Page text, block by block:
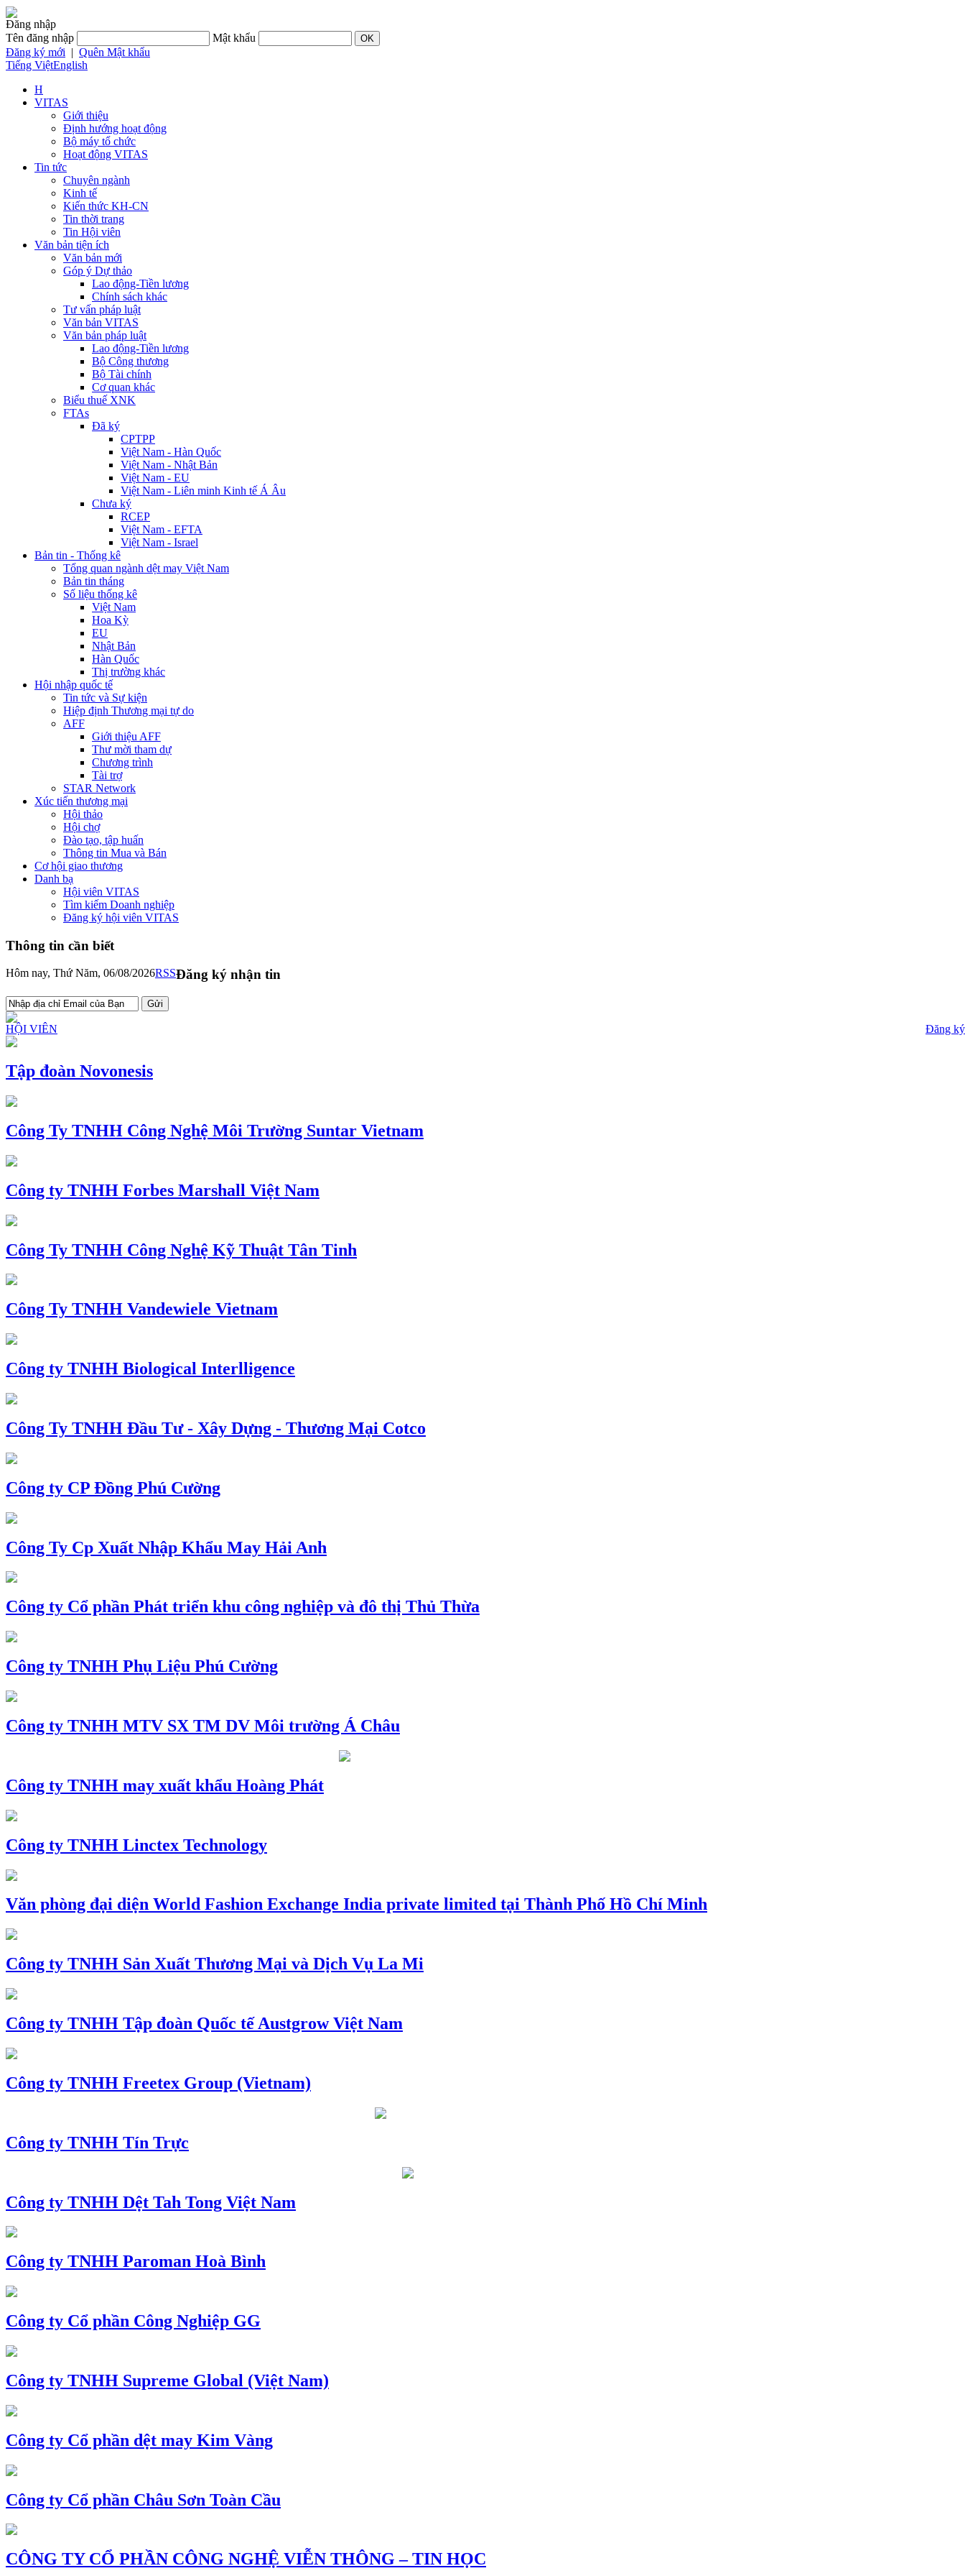
Đăng nhập
Tên đăng nhập
Mật khẩu
Đăng ký mới | Quên Mật khẩu
Tiếng ViệtEnglish
H
VITAS
Giới thiệu
Định hướng hoạt động
Bộ máy tổ chức
Hoạt động VITAS
Tin tức
Chuyên ngành
Kinh tế
Kiến thức KH-CN
Tin thời trang
Tin Hội viên
Văn bản tiện ích
Văn bản mới
Góp ý Dự thảo
Lao động-Tiền lương
Chính sách khác
Tư vấn pháp luật
Văn bản VITAS
Văn bản pháp luật
Lao động-Tiền lương
Bộ Công thương
Bộ Tài chính
Cơ quan khác
Biểu thuế XNK
FTAs
Đã ký
CPTPP
Việt Nam - Hàn Quốc
Việt Nam - Nhật Bản
Việt Nam - EU
Việt Nam - Liên minh Kinh tế Á Âu
Chưa ký
RCEP
Việt Nam - EFTA
Việt Nam - Israel
Bản tin - Thống kê
Tổng quan ngành dệt may Việt Nam
Bản tin tháng
Số liệu thống kê
Việt Nam
Hoa Kỳ
EU
Nhật Bản
Hàn Quốc
Thị trường khác
Hội nhập quốc tế
Tin tức và Sự kiện
Hiệp định Thương mại tự do
AFF
Giới thiệu AFF
Thư mời tham dự
Chương trình
Tài trợ
STAR Network
Xúc tiến thương mại
Hội thảo
Hội chợ
Đào tạo, tập huấn
Thông tin Mua và Bán
Cơ hội giao thương
Danh bạ
Hội viên VITAS
Tìm kiếm Doanh nghiệp
Đăng ký hội viên VITAS
Thông tin cần biết
Hôm nay, Thứ Năm, 06/08/2026RSSĐăng ký nhận tin
HỘI VIÊN Đăng ký
Tập đoàn Novonesis
Công Ty TNHH Công Nghệ Môi Trường Suntar Vietnam
Công ty TNHH Forbes Marshall Việt Nam
Công Ty TNHH Công Nghệ Kỹ Thuật Tân Tinh
Công Ty TNHH Vandewiele Vietnam
Công ty TNHH Biological Interlligence
Công Ty TNHH Đầu Tư - Xây Dựng - Thương Mại Cotco
Công ty CP Đồng Phú Cường
Công Ty Cp Xuất Nhập Khẩu May Hải Anh
Công ty Cổ phần Phát triển khu công nghiệp và đô thị Thủ Thừa
Công ty TNHH Phụ Liệu Phú Cường
Công ty TNHH MTV SX TM DV Môi trường Á Châu
Công ty TNHH may xuất khẩu Hoàng Phát
Công ty TNHH Linctex Technology
Văn phòng đại diện World Fashion Exchange India private limited tại Thành Phố Hồ Chí Minh
Công ty TNHH Sản Xuất Thương Mại và Dịch Vụ La Mi
Công ty TNHH Tập đoàn Quốc tế Austgrow Việt Nam
Công ty TNHH Freetex Group (Vietnam)
Công ty TNHH Tín Trực
Công ty TNHH Dệt Tah Tong Việt Nam
Công ty TNHH Paroman Hoà Bình
Công ty Cổ phần Công Nghiệp GG
Công ty TNHH Supreme Global (Việt Nam)
Công ty Cổ phần dệt may Kim Vàng
Công ty Cổ phần Châu Sơn Toàn Cầu
CÔNG TY CỔ PHẦN CÔNG NGHỆ VIỄN THÔNG – TIN HỌC